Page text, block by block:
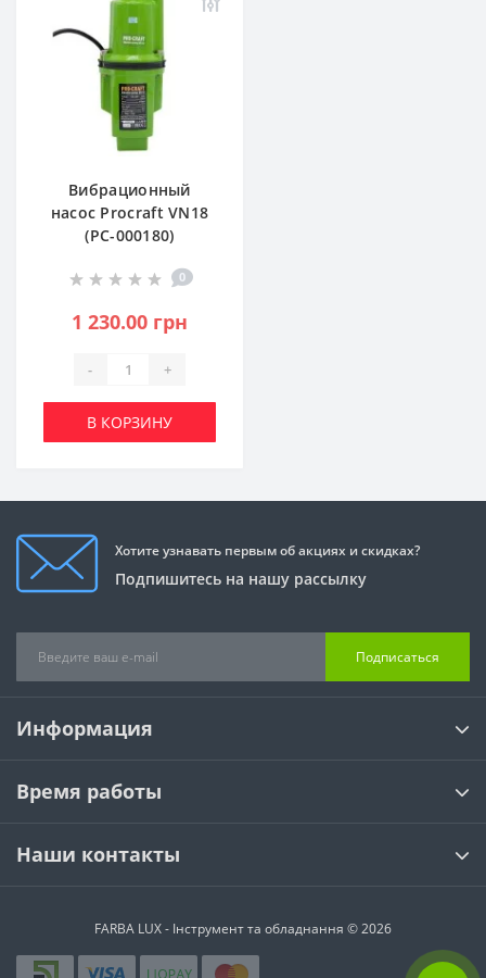
Вибрационный
насос Procraft VN18
(PC-000180)
0
1 230.00 грн
- +
В КОРЗИНУ
Хотите узнавать первым об акциях и скидках?
Подпишитесь на нашу рассылку
Подписаться
Информация
Время работы
Наши контакты
FARBA LUX - Інструмент та обладнання © 2026